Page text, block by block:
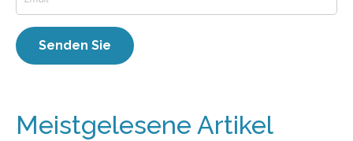
Meistgelesene Artikel